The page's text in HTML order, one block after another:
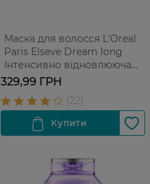
Маска для волосся L'Oreal
Paris Elseve Dream long
Інтенсивно відновлююча
300 мл
329,99 ГРН